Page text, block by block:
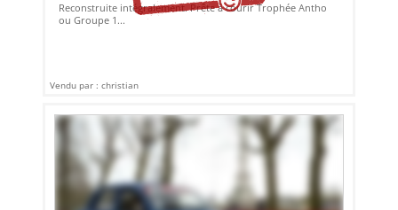
Reconstruite intégralement. Prête à courir Trophée Antho
ou Groupe 1...
Vendu par : christian